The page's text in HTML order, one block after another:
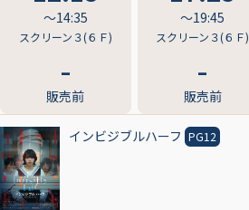
〜14:35
スクリーン３(６Ｆ)
販売前
〜19:45
スクリーン３(６Ｆ)
販売前
インビジブルハーフ PG12